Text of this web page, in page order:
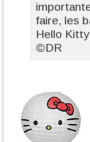
faire, les
Hello
©DR